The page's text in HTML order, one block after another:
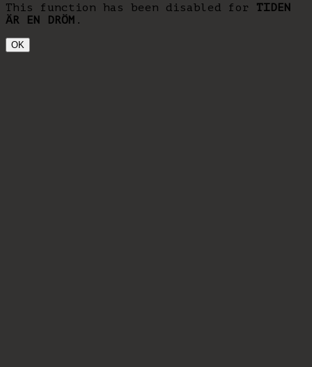
This function has been disabled for TIDEN
ÄR EN DRÖM .
OK